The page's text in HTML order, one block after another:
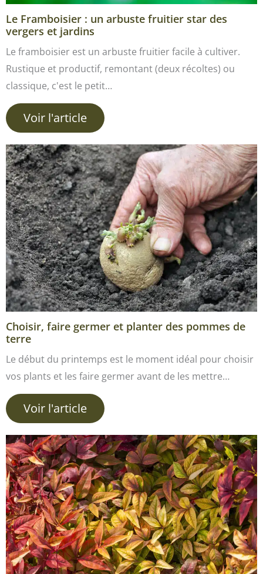
Le Framboisier : un arbuste fruitier star des
vergers et jardins
Le framboisier est un arbuste fruitier facile à cultiver.
Rustique et productif, remontant (deux récoltes) ou
classique, c'est le petit…
Voir l'article
Choisir, faire germer et planter des pommes de
terre
Le début du printemps est le moment idéal pour choisir
vos plants et les faire germer avant de les mettre…
Voir l'article